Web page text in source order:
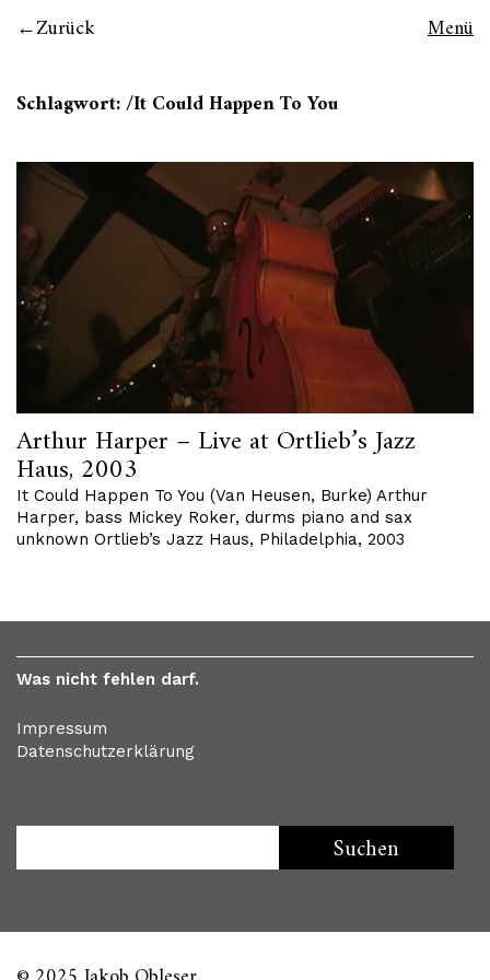
Zurück Menü
Schlagwort:/It Could Happen To You
Arthur Harper – Live at Ortlieb’s Jazz
Haus, 2003
It Could Happen To You (Van Heusen, Burke) Arthur
Harper, bass Mickey Roker, durms piano and sax
unknown Ortlieb’s Jazz Haus, Philadelphia, 2003
Was nicht fehlen darf.
Impressum
Datenschutzerklärung